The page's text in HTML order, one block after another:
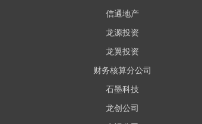
信通地产
龙源投资
龙翼投资
财务核算分公司
石墨科技
龙创公司